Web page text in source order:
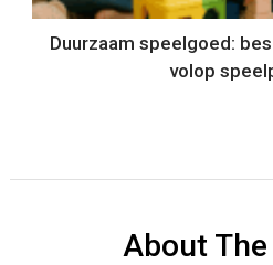
Duurzaam speelgoed:
volop
About